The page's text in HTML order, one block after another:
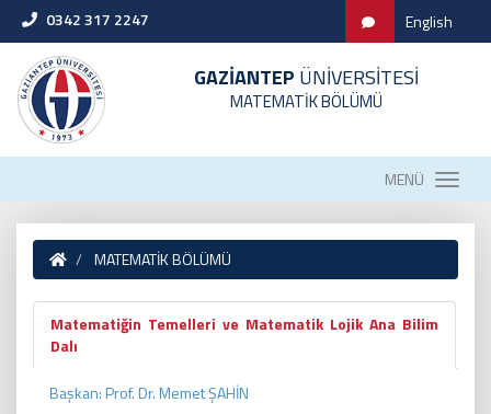
0342 317 2247 English
GAZİANTEP ÜNİVERSİTESİ
MATEMATİK BÖLÜMÜ
MENÜ
MATEMATİK BÖLÜMÜ
Matematiğin Temelleri ve Matematik Lojik Ana Bilim
Dalı
Başkan: Prof. Dr. Memet ŞAHİN